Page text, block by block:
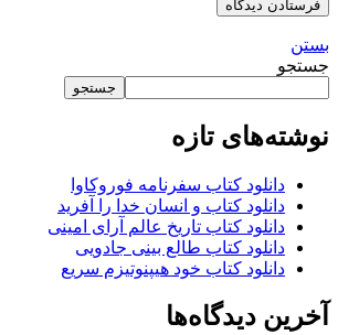
بستن
جستجو
جستجو
نوشته‌های تازه
دانلود کتاب سفرنامه فوروکاوا
دانلود کتاب و انسان خدا را آفرید
دانلود کتاب تاریخ عالم آرای امینی
دانلود کتاب طالع بینی جادویی
دانلود کتاب خود هیپنوتیزم سریع
آخرین دیدگاه‌ها